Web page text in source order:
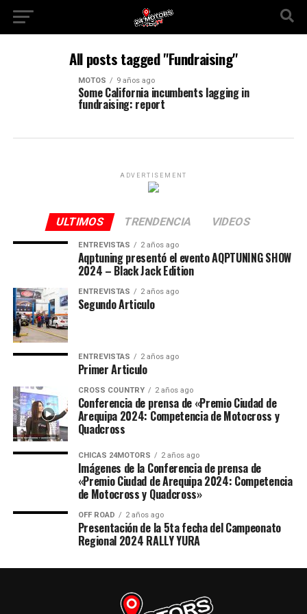
All posts tagged "Fundraising"
MOTOS 9 años ago
Some California incumbents lagging in
fundraising: report
ADVERTISEMENT
ULTIMOS TRENDENCIA VIDEOS
ENTREVISTAS 2 años ago
Aqptuning presentó el evento AQPTUNING SHOW
2024 – Black Jack Edition
ENTREVISTAS 2 años ago
Segundo Articulo
ENTREVISTAS 2 años ago
Primer Articulo
CROSS COUNTRY 2 años ago
Conferencia de prensa de «Premio Ciudad de
Arequipa 2024: Competencia de Motocross y
Quadcross
CHICAS 24MOTORS 2 años ago
Imágenes de la Conferencia de prensa de
«Premio Ciudad de Arequipa 2024: Competencia
de Motocross y Quadcross»
OFF ROAD 2 años ago
Presentación de la 5ta fecha del Campeonato
Regional 2024 RALLY YURA